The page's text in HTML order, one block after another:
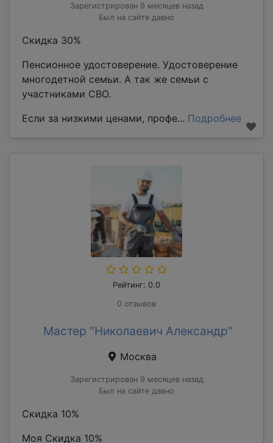
Зарегистрирован 9 месяцев назад
Был на сайте давно
Скидка 30%
Пенсионное удостоверение. Удостоверение
многодетной семьи. А так же семьи с
участниками СВО.
Если за низкими ценами, профе... Подробнее
Рейтинг: 0.0
0 отзывов
Мастер "Николаевич Александр"
Москва
Зарегистрирован 9 месяцев назад
Был на сайте давно
Скидка 10%
Моя Скидка 10%